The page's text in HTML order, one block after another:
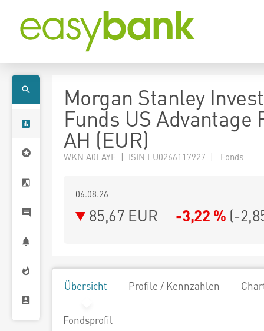
Morgan Stanley
Funds US Advantage
AH (EUR)
WKN A0LAYF | ISIN LU0266117927 | Fonds
06.08.26
85,67 EUR -3,22 % (-
Übersicht Profile / Kennzahlen
Fondsprofil